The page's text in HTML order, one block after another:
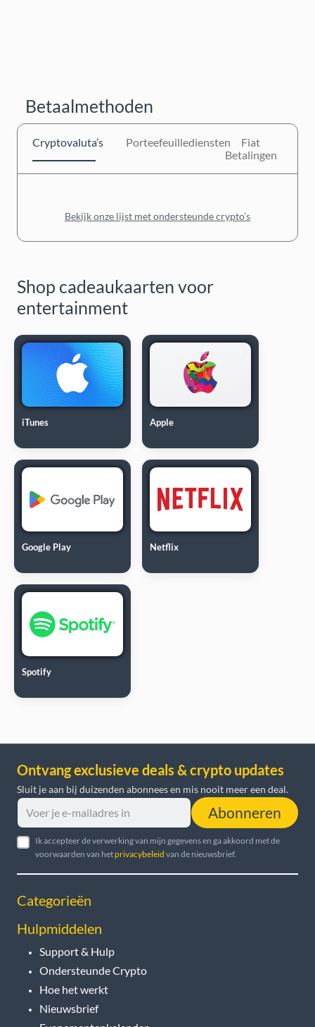
Betaalmethoden
Cryptovaluta’s Porteefeuillediensten
Fiat
Betalingen
Bekijk onze lijst met ondersteunde crypto’s
Shop cadeaukaarten voor
entertainment
iTunes Apple
Google Play Netflix
Spotify
Ontvang exclusieve deals & crypto updates
Sluit je aan bij duizenden abonnees en mis nooit meer een deal.
Abonneren
Ik accepteer de verwerking van mijn gegevens en ga akkoord met de
voorwaarden van hetprivacybeleid van de nieuwsbrief.
Categorieën
Hulpmiddelen
Support & Hulp
Ondersteunde Crypto
Hoe het werkt
Nieuwsbrief